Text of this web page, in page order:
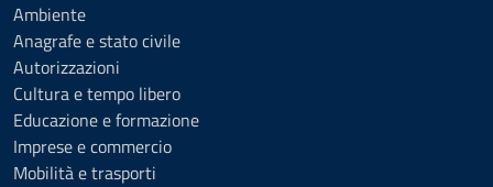
Ambiente
Anagrafe e stato civile
Autorizzazioni
Cultura e tempo libero
Educazione e formazione
Imprese e commercio
Mobilità e trasporti